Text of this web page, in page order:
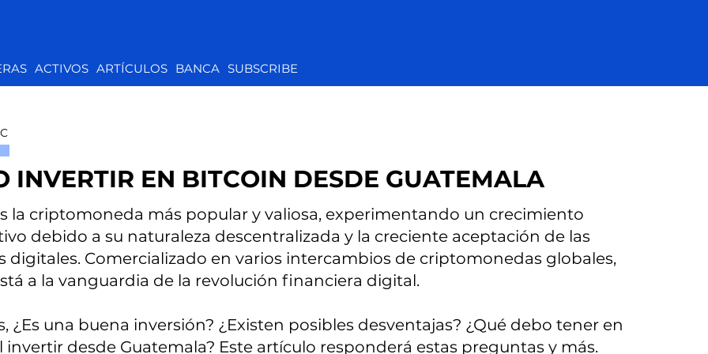
ACTIVOS ARTÍCULOS BANCA SUBSCRIBE
INVERTIR EN BITCOIN DESDE GUATEMALA
la criptomoneda más popular y valiosa, experimentando un crecimiento
debido a su naturaleza descentralizada y la creciente aceptación de las
digitales. Comercializado en varios intercambios de criptomonedas globales,
a la vanguardia de la revolución financiera digital.
¿Es una buena inversión? ¿Existen posibles desventajas? ¿Qué debo tener en
invertir desde Guatemala? Este artículo responderá estas preguntas y más.